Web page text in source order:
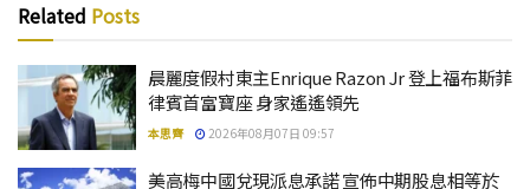
Related Posts
晨麗度假村東主Enrique Razon Jr 登上福布斯菲
律賓首富寶座 身家遙遙領先
本思齊 2026年08月07日 09:57
美高梅中國兌現派息承諾 宣佈中期股息相等於